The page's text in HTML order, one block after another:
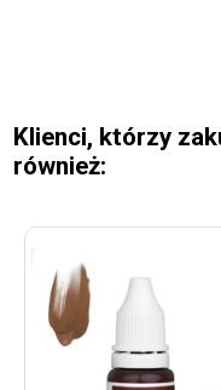
Klienci, którzy
również: